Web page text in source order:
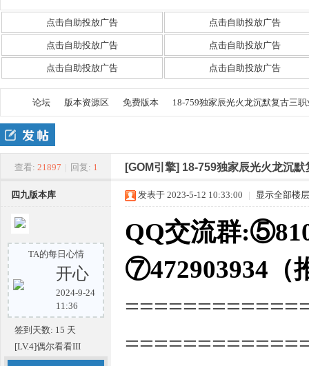
点击自助投放广告 点击自助投放广告
点击自助投放广告 点击自助投放广告
点击自助投放广告 点击自助投放广告
九
»
论坛 版本资源区 免费版本
›
18-759独家辰光火龙沉默复古三
查看: 21897 | 回复: 1 [GOM引擎] 18-759独家辰光火龙沉
四九版本库
TA的每日心情
开心
2024-9-24
11:36
签到天数: 15 天
[LV.4]偶尔看看III
发表于 2023-5-12 10:33:00 | 显示全部楼层
QQ交流群
⑦472903934（